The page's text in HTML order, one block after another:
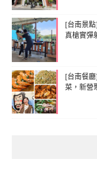
[台南景
真槍實彈
[台南餐
菜，新營